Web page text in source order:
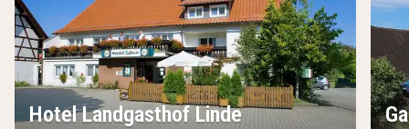
Hotel Landgasthof Linde